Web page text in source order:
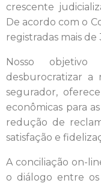
crescente
De acordo com o
registradas mais
Nosso
desburocratizar a
segurador,
econômicas para
redução de
satisfação e
A conciliação on-
o diálogo entre